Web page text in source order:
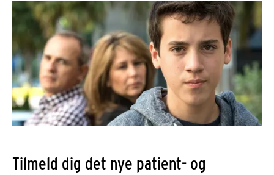
Tilmeld dig det nye patient- og